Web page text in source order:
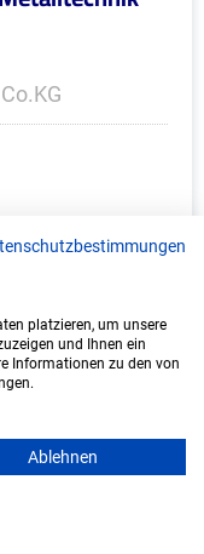
platzieren, um unsere
und Ihnen ein
Informationen zu den von
Ablehnen